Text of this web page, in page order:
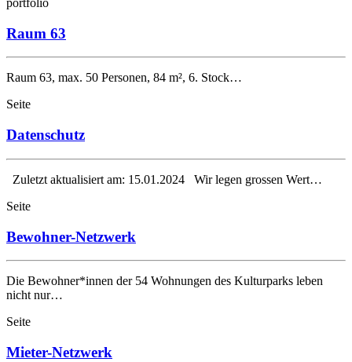
portfolio
Raum 63
Raum 63, max. 50 Personen, 84 m², 6. Stock…
Seite
Datenschutz
Zuletzt aktualisiert am: 15.01.2024 Wir legen grossen Wert…
Seite
Bewohner-Netzwerk
Die Bewohner*innen der 54 Wohnungen des Kulturparks leben
nicht nur…
Seite
Mieter-Netzwerk